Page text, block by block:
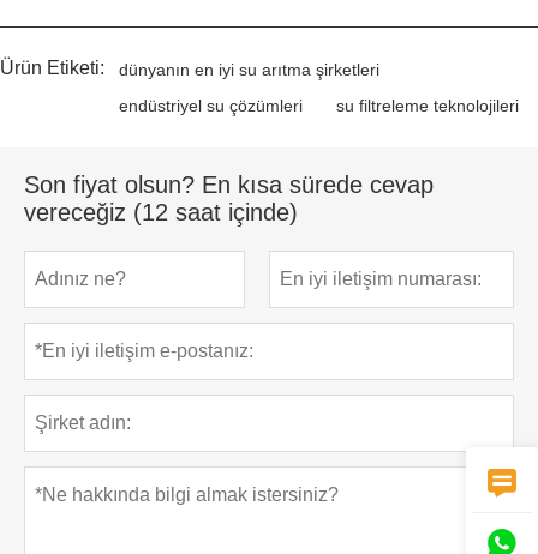
Ürün Etiketi:
dünyanın en iyi su arıtma şirketleri
endüstriyel su çözümleri
su filtreleme teknolojileri
Son fiyat olsun? En kısa sürede cevap
vereceğiz (12 saat içinde)

